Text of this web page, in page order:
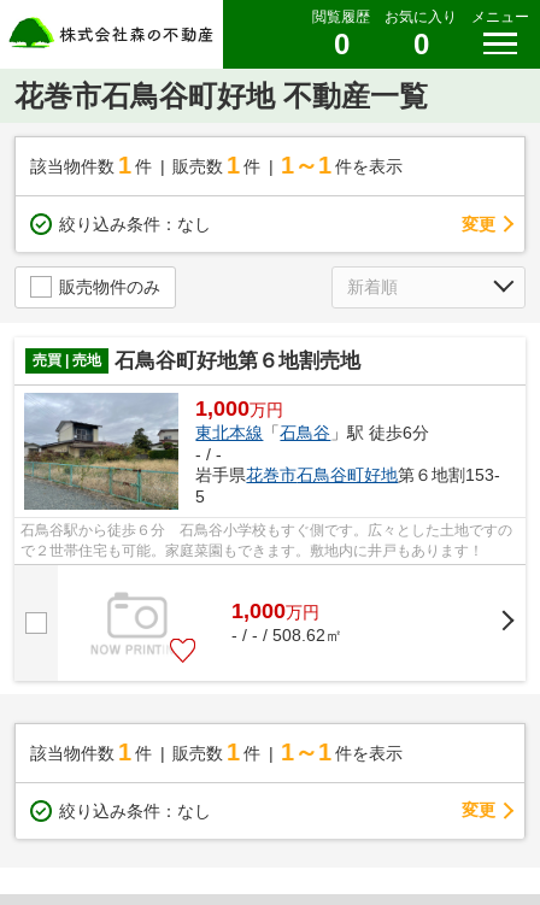
閲覧履歴
0
お気に入り
0
メニュー
花巻市石鳥谷町好地 不動産一覧
該当物件数 1件 販売数 1 件 1～1 件を表示
絞り込み条件： なし 変更
販売物件のみ
売買 | 売地 石鳥谷町好地第６地割売地
1,000万円
東北本線 「石鳥谷 」駅 徒歩6分
- / -
岩手県花巻市石鳥谷町好地第６地割153-
5
石鳥谷駅から徒歩６分 石鳥谷小学校もすぐ側です。広々とした土地ですの
で２世帯住宅も可能。家庭菜園もできます。敷地内に井戸もあります！
1,000万円
- / - / 508.62㎡
該当物件数 1件 販売数 1 件 1～1 件を表示
絞り込み条件： なし 変更